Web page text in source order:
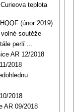
teplota
(únor 2019)
soutěže
perlí ...
AR 12/2018
2018
2018
AR 09/2018